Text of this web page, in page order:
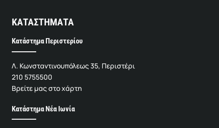
ΚΑΤΑΣΤΗΜΑΤΑ
Κατάστημα Περιστερίου
Λ. Κωνσταντινουπόλεως 35, Περιστέρι
210 5755500
Βρείτε μας στο χάρτη
Κατάστημα Νέα Ιωνία